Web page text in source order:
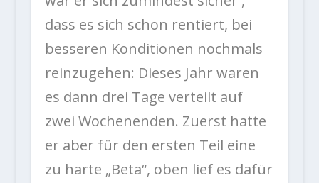
dass es sich schon rentiert, bei
besseren Konditionen nochmals
reinzugehen: Dieses Jahr waren
es dann drei Tage verteilt auf
zwei Wochenenden. Zuerst hatte
er aber für den ersten Teil eine
zu harte „Beta“, oben lief es dafür